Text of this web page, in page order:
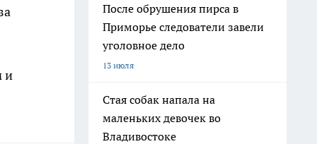
и
После обрушения пирса в
Приморье следователи завели
уголовное дело
13 июля
Стая собак напала на
маленьких девочек во
Владивостоке